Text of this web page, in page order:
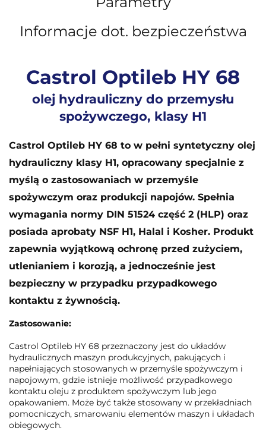
Informacje dot. bezpieczeństwa
Castrol Optileb HY 68
olej hydrauliczny do przemysłu
spożywczego, klasy H1
Castrol Optileb HY 68 to w pełni syntetyczny olej
hydrauliczny klasy H1, opracowany specjalnie z
myślą o zastosowaniach w przemyśle
spożywczym oraz produkcji napojów. Spełnia
wymagania normy DIN 51524 część 2 (HLP) oraz
posiada aprobaty NSF H1, Halal i Kosher. Produkt
zapewnia wyjątkową ochronę przed zużyciem,
utlenianiem i korozją, a jednocześnie jest
bezpieczny w przypadku przypadkowego
kontaktu z żywnością.
Zastosowanie:
Castrol Optileb HY 68 przeznaczony jest do układów
hydraulicznych maszyn produkcyjnych, pakujących i
napełniających stosowanych w przemyśle spożywczym i
napojowym, gdzie istnieje możliwość przypadkowego
kontaktu oleju z produktem spożywczym lub jego
opakowaniem. Może być także stosowany w przekładniach
pomocniczych, smarowaniu elementów maszyn i układach
obiegowych.